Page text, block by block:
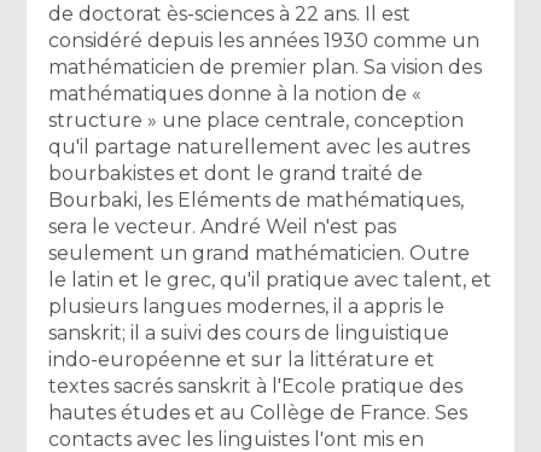
de doctorat ès-sciences à 22 ans. Il est
considéré depuis les années 1930 comme un
mathématicien de premier plan. Sa vision des
mathématiques donne à la notion de «
structure » une place centrale, conception
qu'il partage naturellement avec les autres
bourbakistes et dont le grand traité de
Bourbaki, les Eléments de mathématiques,
sera le vecteur. André Weil n'est pas
seulement un grand mathématicien. Outre
le latin et le grec, qu'il pratique avec talent, et
plusieurs langues modernes, il a appris le
sanskrit; il a suivi des cours de linguistique
indo-européenne et sur la littérature et
textes sacrés sanskrit à l'Ecole pratique des
hautes études et au Collège de France. Ses
contacts avec les linguistes l'ont mis en